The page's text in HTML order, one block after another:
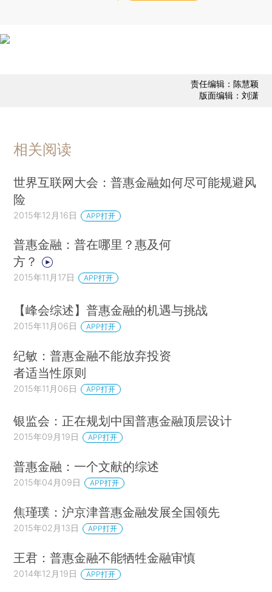
责任编辑：陈慧颖
版面编辑：刘潇
相关阅读
世界互联网大会：普惠金融如何尽可能规避风
险
2015年12月16日 APP打开
普惠金融：普在哪里？惠及何
方？
2015年11月17日 APP打开
【峰会综述】普惠金融的机遇与挑战
2015年11月06日 APP打开
纪敏：普惠金融不能放弃投资
者适当性原则
2015年11月06日 APP打开
银监会：正在规划中国普惠金融顶层设计
2015年09月19日 APP打开
普惠金融：一个文献的综述
2015年04月09日 APP打开
焦瑾璞：沪京津普惠金融发展全国领先
2015年02月13日 APP打开
王君：普惠金融不能牺牲金融审慎
2014年12月19日 APP打开